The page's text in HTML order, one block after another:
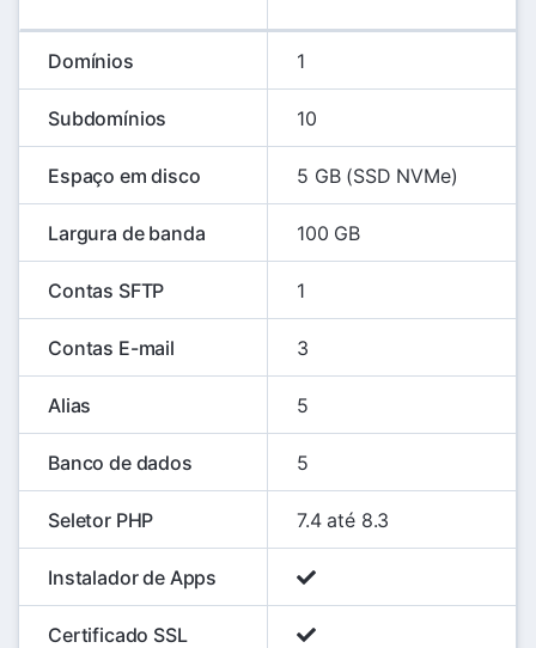
Domínios
Subdomínios
Espaço em disco
Largura de banda
Contas SFTP
Contas E-mail
Alias
Banco de dados
Seletor PHP
Instalador de Apps
Certificado SSL
1
10
5 GB (SSD NVMe)
100 GB
1
3
5
5
7.4 até 8.3